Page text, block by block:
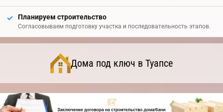
Планируем строительство
Согласовываем подготовку участка и последовательность этапов.
Дома под ключ в Туапсе